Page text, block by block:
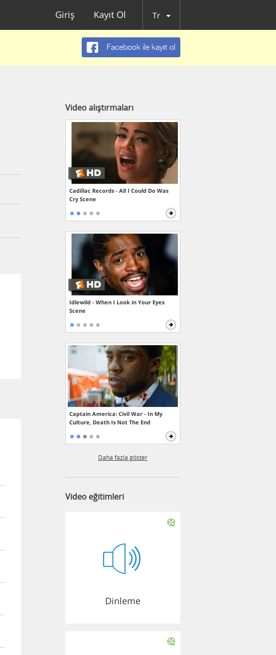
Giriş Kayıt Ol Tr
Facebook ile kayıt ol
Video alıştırmaları
Cadillac Records - All I Could Do Was
Cry Scene
Idlewild - When I Look in Your Eyes
Scene
Captain America: Civil War - In My
Culture, Death Is Not The End
Daha fazla göster
Video eğitimleri
Dinleme